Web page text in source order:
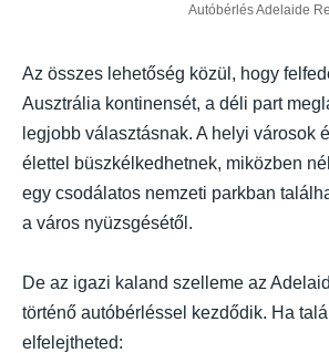
Autóbérlés Adelaide
Az összes lehetőség közül, hogy
Ausztrália kontinensét, a déli part
legjobb választásnak. A helyi városok
élettel büszkélkedhetnek, miközben
egy csodálatos nemzeti parkban
a város nyüzsgésétől.
De az igazi kaland szelleme az
történő autóbérléssel kezdődik. Ha
elfelejtheted: